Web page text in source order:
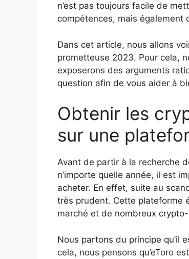
n’est pas toujours facile de
compétences, mais également
Dans cet article, nous allons
prometteuse 2023. Pour cela,
exposerons des arguments
question afin de vous aider à
Obtenir les
sur une
Avant de partir à la recherche
n’importe quelle année, il est
acheter. En effet, suite au
très prudent. Cette plateforme
marché et de nombreux
Nous partons du principe qu’il
cela, nous pensons qu’eToro